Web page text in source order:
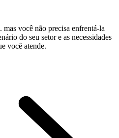
você não precisa enfrentá-la
do seu setor e as necessidades
você atende.